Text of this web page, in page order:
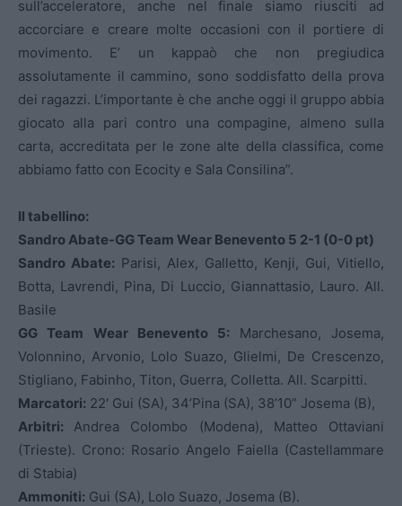
sull’acceleratore, anche nel finale siamo riusciti ad
accorciare e creare molte occasioni con il portiere di
movimento. E’ un kappaò che non pregiudica
assolutamente il cammino, sono soddisfatto della prova
dei ragazzi. L’importante è che anche oggi il gruppo abbia
giocato alla pari contro una compagine, almeno sulla
carta, accreditata per le zone alte della classifica, come
abbiamo fatto con Ecocity e Sala Consilina”.
Il tabellino:
Sandro Abate-GG Team Wear Benevento 5 2-1 (0-0 pt)
Sandro Abate: Parisi, Alex, Galletto, Kenji, Gui, Vitiello,
Botta, Lavrendi, Pina, Di Luccio, Giannattasio, Lauro. All.
Basile
GG Team Wear Benevento 5: Marchesano, Josema,
Volonnino, Arvonio, Lolo Suazo, Glielmi, De Crescenzo,
Stigliano, Fabinho, Titon, Guerra, Colletta. All. Scarpitti.
Marcatori: 22′ Gui (SA), 34’Pina (SA), 38’10” Josema (B),
Arbitri:Andrea Colombo (Modena), Matteo Ottaviani
(Trieste). Crono: Rosario Angelo Faiella (Castellammare
di Stabia)
Ammoniti: Gui (SA), Lolo Suazo, Josema (B).